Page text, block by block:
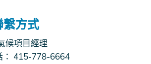
繫方式
候項目經理
： 415-778-6664